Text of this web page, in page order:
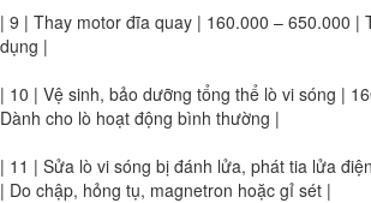
| 9 | Thay motor đĩa quay | 160.000 – 650.000 |
dụng |
| 10 | Vệ sinh, bảo dưỡng tổng thể lò vi sóng |
Dành cho lò hoạt động bình thường |
| 11 | Sửa lò vi sóng bị đánh lửa, phát tia lửa
| Do chập, hỏng tụ, magnetron hoặc gỉ sét |